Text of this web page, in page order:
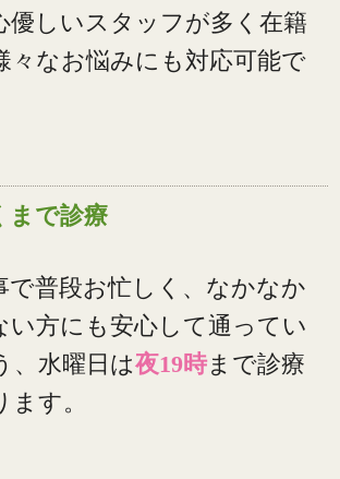
優しいスタッフが多く在籍
々なお悩みにも対応可能で
まで診療
で普段お忙しく、なかなか
い方にも安心して通ってい
、水曜日は夜19時まで診療
す。